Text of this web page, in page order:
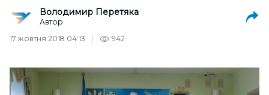
Володимир Перетяка
Автор
17 жовтня 2018 04:13
942